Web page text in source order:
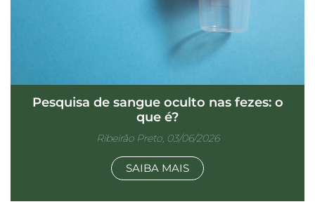
Pesquisa de sangue oculto nas fezes: o
que é?
Ribeirão Preto, 03/06/2026
SAIBA MAIS